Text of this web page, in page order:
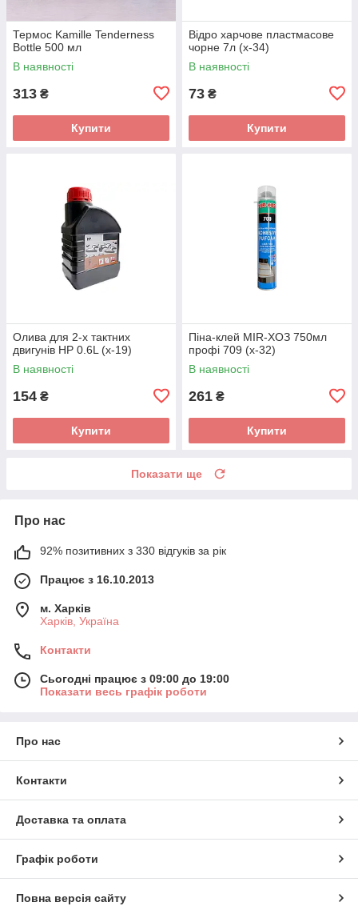
Термос Kamille Tenderness
Bottle 500 мл
В наявності
313 ₴
Купити
Відро харчове пластмасове
чорне 7л (х-34)
В наявності
73 ₴
Купити
Олива для 2-х тактних
двигунів HP 0.6L (х-19)
В наявності
154 ₴
Купити
Піна-клей MIR-ХОЗ 750мл
профі 709 (х-32)
В наявності
261 ₴
Купити
Показати ще
Про нас
92% позитивних з 330 відгуків за рік
Працює з 16.10.2013
м. Харків
Харків, Україна
Контакти
Сьогодні працює з 09:00 до 19:00
Показати весь графік роботи
Про нас
Контакти
Доставка та оплата
Графік роботи
Повна версія сайту